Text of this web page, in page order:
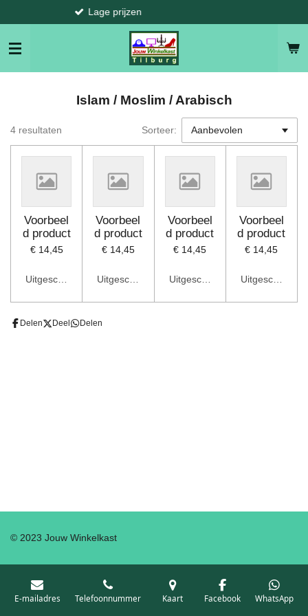
direct
naar
de
hoofdinhoud
Islam / Moslim / Arabisch
4 resultaten Sorteer:
Voorbeel
d product
€ 14,45
Uitgeschakeld
Voorbeel
d product
€ 14,45
Uitgeschakeld
Voorbeel
d product
€ 14,45
Uitgeschakeld
Voorbeel
d product
€ 14,45
Uitgeschakeld
Delen Deel Delen
© 2023 Jouw Winkelkast
E-mailadres Telefoonnummer Kaart Facebook WhatsApp